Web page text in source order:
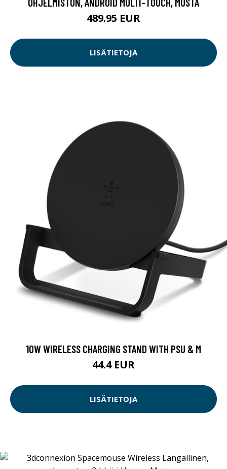
489.95 EUR
LISÄTIETOJA
10W WIRELESS CHARGING STAND WITH PSU & M
44.4 EUR
LISÄTIETOJA